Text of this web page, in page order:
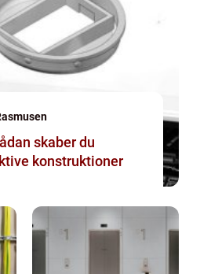
konstruktioner